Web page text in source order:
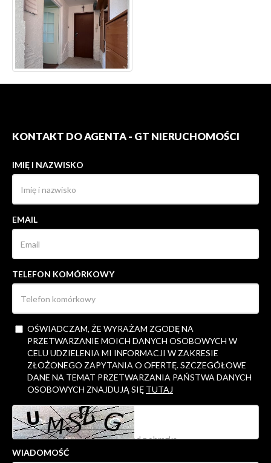
KONTAKT DO AGENTA - GT NIERUCHOMOŚCI
IMIĘ I NAZWISKO
EMAIL
TELEFON KOMÓRKOWY
OŚWIADCZAM, ŻE WYRAŻAM ZGODĘ NA
PRZETWARZANIE MOICH DANYCH OSOBOWYCH W
CELU UDZIELENIA MI INFORMACJI W ZAKRESIE
ZŁOŻONEGO ZAPYTANIA O OFERTĘ. SZCZEGÓŁOWE
DANE NA TEMAT PRZETWARZANIA PAŃSTWA DANYCH
OSOBOWYCH ZNAJDUJĄ SIĘ TUTAJ
WIADOMOŚĆ